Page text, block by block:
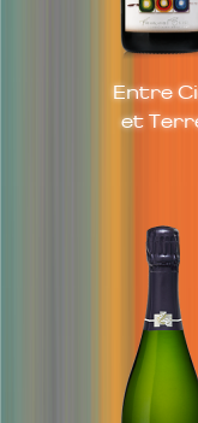
Entre
et